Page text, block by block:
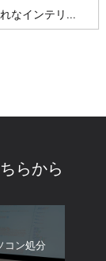
なインテリ...
らから
コン処分